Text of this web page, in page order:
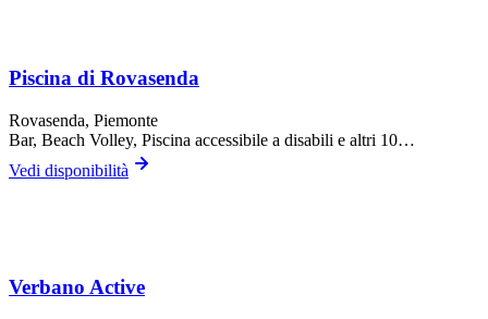
Piscina di Rovasenda
Rovasenda, Piemonte
Bar, Beach Volley, Piscina accessibile a disabili e altri 10…
Vedi disponibilità
Verbano Active